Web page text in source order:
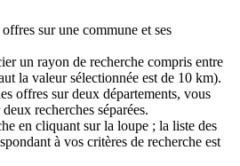
sur une commune et ses
un rayon de recherche compris entre
la valeur sélectionnée est de 10 km).
offres sur deux départements, vous
recherches séparées.
en cliquant sur la loupe ; la liste des
à vos critères de recherche est